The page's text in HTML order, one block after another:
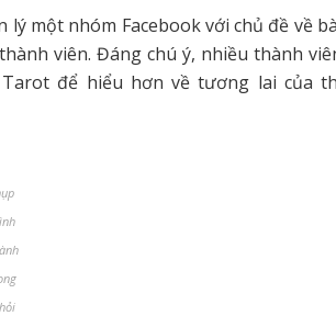
lý một nhóm Facebook với chủ đề về
viên. Đáng chú ý, nhiều thành
để hiểu hơn về tương lai của